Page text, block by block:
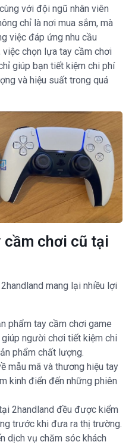
với đội ngũ nhân viên
chỉ là nơi mua sắm, mà
việc đáp ứng nhu cầu
chọn lựa tay cầm chơi
giúp bạn tiết kiệm chi phí
và hiệu suất trong quá
cầm chơi cũ tại
mang lại nhiều lợi
phẩm tay cầm chơi game
người chơi tiết kiệm chi
phẩm chất lượng.
mẫu mã và thương hiệu tay
kinh điển đến những phiên
2handland đều được kiểm
trước khi đưa ra thị trường.
dịch vụ chăm sóc khách